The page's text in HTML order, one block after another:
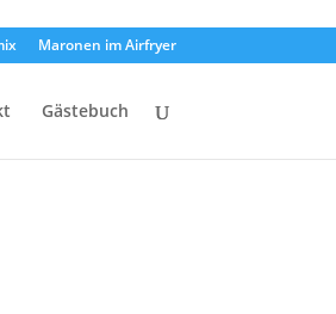
Maronen im Airfryer
Gästebuch